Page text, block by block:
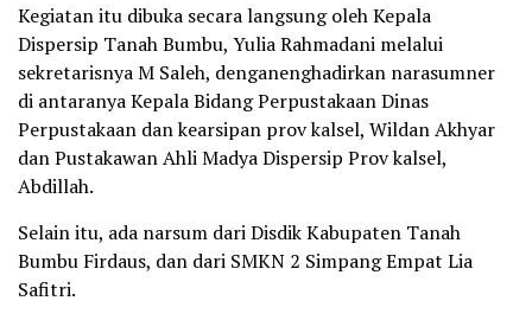
Kegiatan itu dibuka secara langsung oleh Kepala
Dispersip Tanah Bumbu, Yulia Rahmadani melalui
sekretarisnya M Saleh, denganenghadirkan narasumner
di antaranya Kepala Bidang Perpustakaan Dinas
Perpustakaan dan kearsipan prov kalsel, Wildan Akhyar
⁠dan Pustakawan Ahli Madya Dispersip Prov kalsel,
Abdillah.
Selain itu, ada narsum dari Disdik Kabupaten Tanah
Bumbu Firdaus, dan dari SMKN 2 Simpang Empat Lia
Safitri.